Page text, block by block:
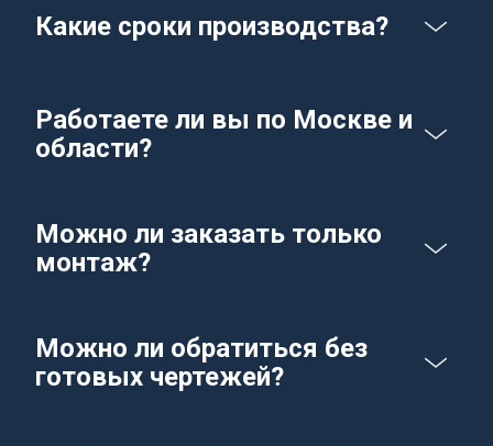
Какие сроки производства?
Работаете ли вы по Москве и
области?
Можно ли заказать только
монтаж?
Можно ли обратиться без
готовых чертежей?